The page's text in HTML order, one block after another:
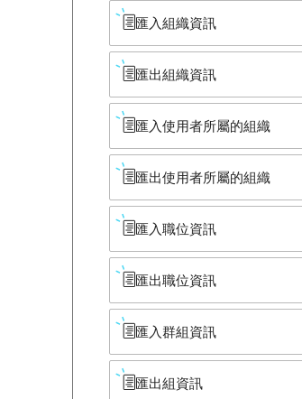
匯入組織資訊
匯出組織資訊
匯入使用者所屬的組織
匯出使用者所屬的組織
匯入職位資訊
匯出職位資訊
匯入群組資訊
匯出組資訊